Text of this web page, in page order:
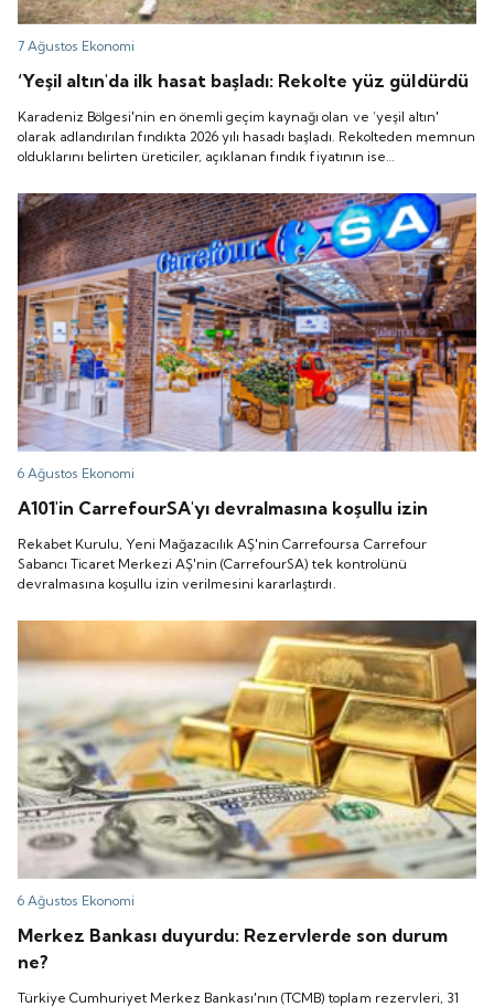
7 Ağustos Ekonomi
‘Yeşil altın'da ilk hasat başladı: Rekolte yüz güldürdü
Karadeniz Bölgesi'nin en önemli geçim kaynağı olan ve ‘yeşil altın'
olarak adlandırılan fındıkta 2026 yılı hasadı başladı. Rekolteden memnun
olduklarını belirten üreticiler, açıklanan fındık fiyatının ise
6 Ağustos Ekonomi
A101'in CarrefourSA'yı devralmasına koşullu izin
Rekabet Kurulu, Yeni Mağazacılık AŞ'nin Carrefoursa Carrefour
Sabancı Ticaret Merkezi AŞ'nin (CarrefourSA) tek kontrolünü
devralmasına koşullu izin verilmesini kararlaştırdı.
6 Ağustos Ekonomi
Merkez Bankası duyurdu: Rezervlerde son durum
ne?
Türkiye Cumhuriyet Merkez Bankası'nın (TCMB) toplam rezervleri, 31